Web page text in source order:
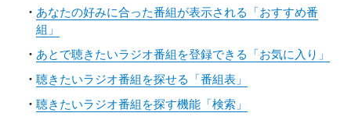
あなたの好みに合った番組が表示される「おすすめ番
組」
あとで聴きたいラジオ番組を登録できる「お気に入り」
聴きたいラジオ番組を探せる「番組表」
聴きたいラジオ番組を探す機能「検索」